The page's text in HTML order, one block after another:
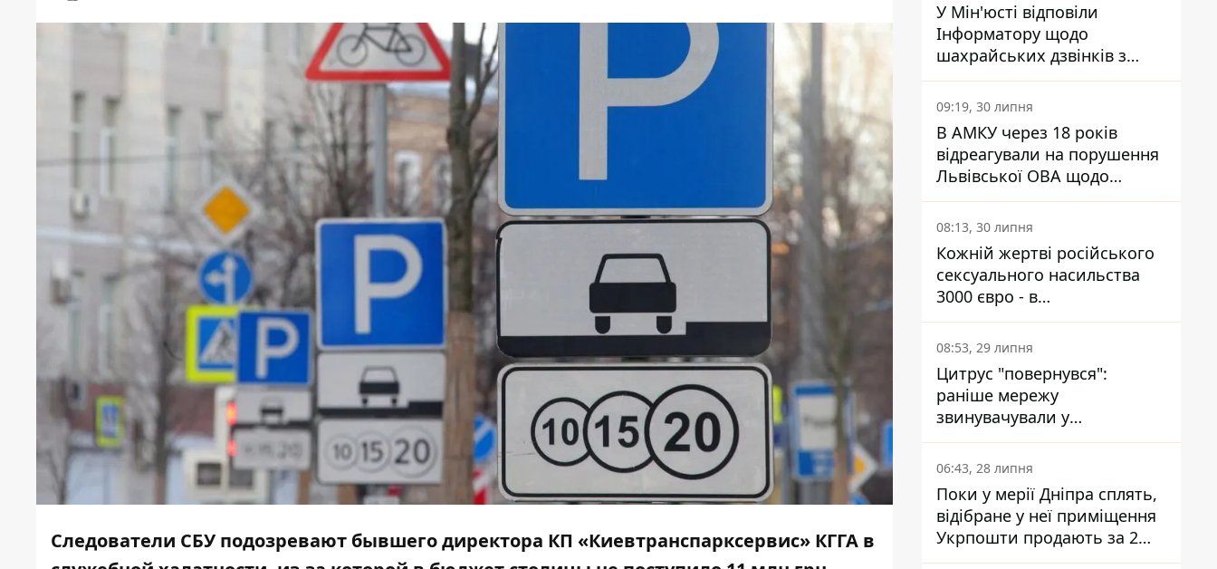
Следователи СБУ подозревают бывшего директора КП «Киевтранспарксервис» КГГА в
У Мін'юсті відповіли
Інформатору щодо
шахрайських дзвінків з
камери Сумського СІЗО так,
що ніхто нічого не зрозумів
09:19, 30 липня
В АМКУ через 18 років
відреагували на порушення
Львівської ОВА щодо
харчування у закладах
освіти
08:13, 30 липня
Кожній жертві російського
сексуального насильства
3000 євро - в
Мінсоцполітики пояснили
Інформатору, звідки на це
гроші
08:53, 29 липня
Цитрус "повернувся":
раніше мережу
звинувачували у
контрабанді техніки та
ухиленні від сплати
податків
06:43, 28 липня
Поки у мерії Дніпра сплять,
відібране у неї приміщення
Укрпошти продають за 2
мільйони